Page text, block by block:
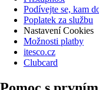
Podívejte se, kam
Poplatek za službu
Nastavení Cookies
Možnosti platby
itesco.cz
Clubcard